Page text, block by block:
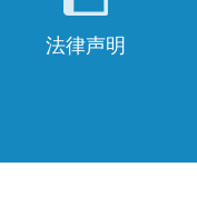
法律声明